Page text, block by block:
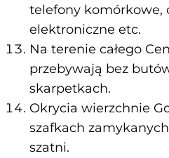
telefony komórkowe,
elektroniczne etc.
Na terenie całego
przebywają bez
skarpetkach.
Okrycia wierzchnie
szafkach
szatni.